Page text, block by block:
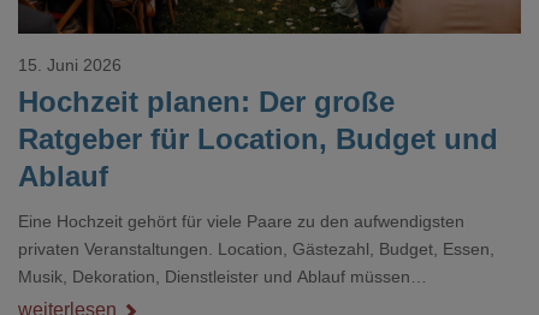
Hochzeit planen: Der große
Ratgeber für Location, Budget und
Ablauf
15. Juni 2026
Eine Hochzeit gehört für viele Paare zu den aufwendigsten
privaten Veranstaltungen. Location, Gästezahl, Budget, Essen,
Musik, Dekoration, Dienstleister und Ablauf müssen
zusammenpassen, damit der Tag gut organisiert ist und trotzdem
weiterlesen